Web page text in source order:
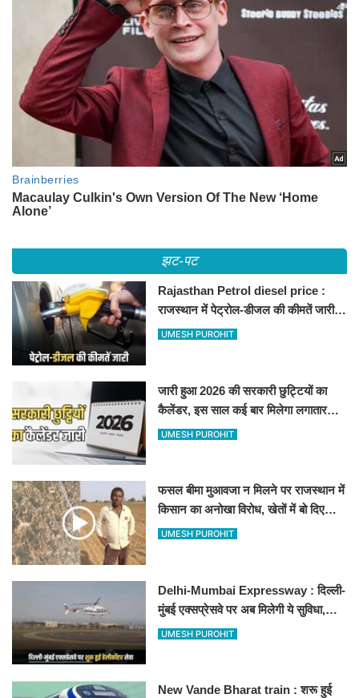
झट-पट
Rajasthan Petrol diesel price :
राजस्थान में पेट्रोल-डीजल की कीमतें जारी,
जानिए बीकानेर समेत पुरे प्रदेश में नए रेट
UMESH PUROHIT
जारी हुआ 2026 की सरकारी छुट्टियों का
कैलेंडर, इस साल कई बार मिलेगा लगातार
अवकाश, देखें
UMESH PUROHIT
फसल बीमा मुआवजा न मिलने पर राजस्थान में
किसान का अनोखा विरोध, खेतों में बो दिए
500-500 रुपए के नोट, वीडियो वायरल
UMESH PUROHIT
Delhi-Mumbai Expressway : दिल्ली-
मुंबई एक्सप्रेसवे पर अब मिलेगी ये सुविधा,
हेलीकॉप्टर सर्विस से तुरंत घायल पहुंचेगा
UMESH PUROHIT
New Vande Bharat train : शरू हुई